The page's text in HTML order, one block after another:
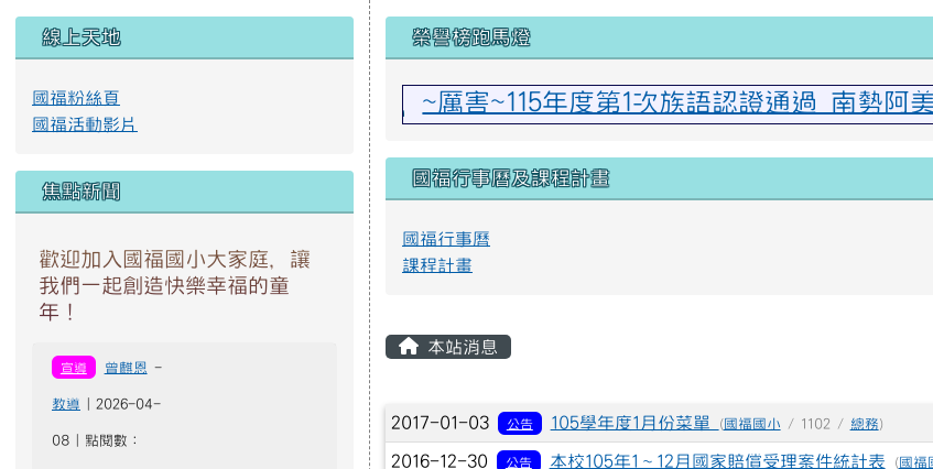
左邊區域內容
線上天地
國福粉絲頁
國福活動影片
焦點新聞
歡迎加入國福國小大家庭，讓
我們一起創造快樂幸福的童
年！
宣導 曾麒恩 -
教導 | 2026-04-
08 | 點閱數：
上中區域內容
榮譽榜跑馬燈
~厲害~115年度第1次族語認證通過 南勢阿美中
國福行事曆及課程計畫
國福行事曆
課程計畫
主內容區域
本站消息
文章列表
2017-01-03 公告 105學年度1月份菜單 (國福國小 / 1102 / 總務)
2016-12-30 公告 本校105年1～12月國家賠償受理案件統計表 (國福
頁尾區域